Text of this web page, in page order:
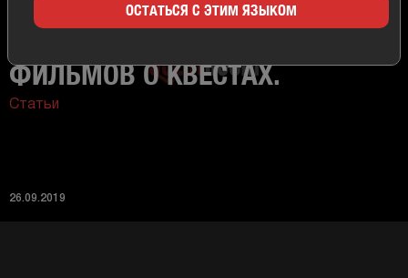
ФИЛЬМОВ О КВЕСТАХ.
Статьи
26.09.2019
ОСТАТЬСЯ С ЭТИМ ЯЗЫКОМ